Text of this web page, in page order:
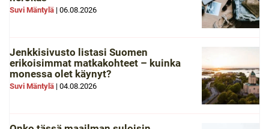
Suvi Mäntylä | 06.08.2026
Jenkkisivusto listasi Suomen
erikoisimmat matkakohteet – kuinka
monessa olet käynyt?
Suvi Mäntylä | 04.08.2026